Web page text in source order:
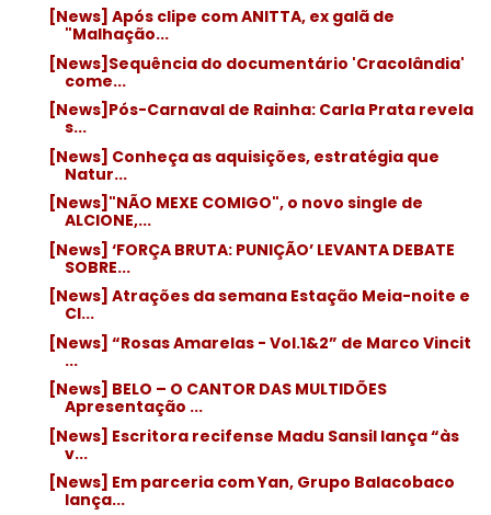
[News] Após clipe com ANITTA, ex galã de
"Malhação...
[News]Sequência do documentário 'Cracolândia'
come...
[News]Pós-Carnaval de Rainha: Carla Prata revela
s...
[News] Conheça as aquisições, estratégia que
Natur...
[News]"NÃO MEXE COMIGO", o novo single de
ALCIONE,...
[News] ‘FORÇA BRUTA: PUNIÇÃO’ LEVANTA DEBATE
SOBRE...
[News] Atrações da semana Estação Meia-noite e
Cl...
[News] “Rosas Amarelas - Vol.1&2” de Marco Vincit
...
[News] BELO – O CANTOR DAS MULTIDÕES
Apresentação ...
[News] Escritora recifense Madu Sansil lança “às
v...
[News] Em parceria com Yan, Grupo Balacobaco
lança...